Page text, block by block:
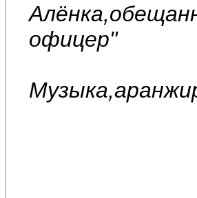
офицер"